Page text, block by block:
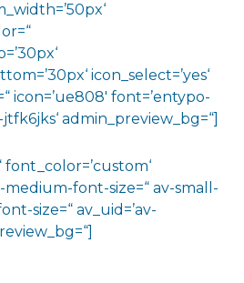
icon_select=’yes‘
icon=’ue808′ font=’entypo-
admin_preview_bg=“]
font_color=’custom‘
medium-font-size=“ av-small-
size=“ av_uid=’av-